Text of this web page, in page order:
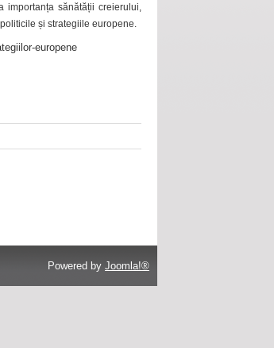
importanța sănătății creierului,
și strategiile europene.
europene
Powered by Joomla!®